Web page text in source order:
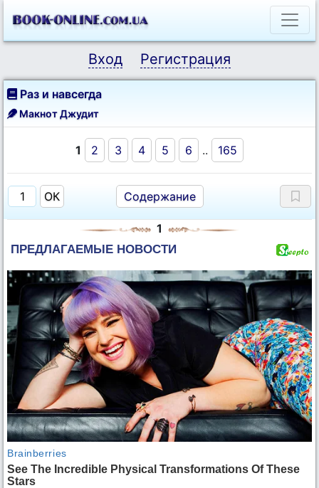
Вход Регистрация
Раз и навсегда
Макнот Джудит
1 2 3 4 5 6 .. 165
Содержание
1